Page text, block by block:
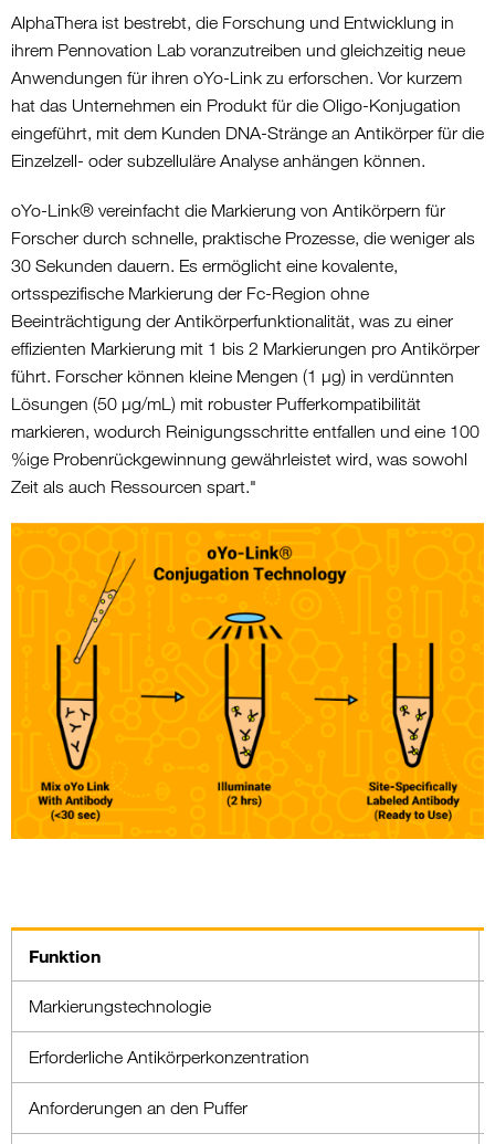
AlphaThera ist bestrebt, die Forschung und Entwicklung in
ihrem Pennovation Lab voranzutreiben und gleichzeitig neue
Anwendungen für ihren oYo-Link zu erforschen. Vor kurzem
hat das Unternehmen ein Produkt für die Oligo-Konjugation
eingeführt, mit dem Kunden DNA-Stränge an Antikörper für die
Einzelzell- oder subzelluläre Analyse anhängen können.
oYo-Link® vereinfacht die Markierung von Antikörpern für
Forscher durch schnelle, praktische Prozesse, die weniger als
30 Sekunden dauern. Es ermöglicht eine kovalente,
ortsspezifische Markierung der Fc-Region ohne
Beeinträchtigung der Antikörperfunktionalität, was zu einer
effizienten Markierung mit 1 bis 2 Markierungen pro Antikörper
führt. Forscher können kleine Mengen (1 µg) in verdünnten
Lösungen (50 µg/mL) mit robuster Pufferkompatibilität
markieren, wodurch Reinigungsschritte entfallen und eine 100
%ige Probenrückgewinnung gewährleistet wird, was sowohl
Zeit als auch Ressourcen spart."
Funktion
Markierungstechnologie
Erforderliche Antikörperkonzentration
Anforderungen an den Puffer